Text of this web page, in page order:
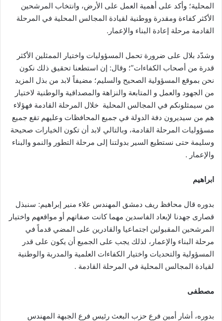
المحلية؛ وأكد على أهمية العمل على الأرض، وانتخاب المرشحين
الأكثر كفاءة ومقدرة ووطنية لقيادة المجالس المحلية في المرحلة
القادمة مرحلة إعادة البناء والإعمار.
وشدّد بلال على ضرورة تحمل المسؤوليات واختيار الممثلين الأكثر
قدرة من أصحاب الكفاءات”؛ وقال: إن استطعنا تحقيق ذلك نكون
نحن بموقع المسؤولية الصحيح والسليم؛ مضيفاً لابد من بذل المزيد
من الجهود والعمل و المتابعة والنزاهة والمصداقية والوطنية لاختيار
من سيمثلونكم في المجالس المحلية خلال المرحلة القادمة فهؤلاء
هم من سيديرون دفة الدولة في جميع المحافظات وعليهم تقع جميع
مسؤوليات المرحلة القادمة، وبالتالي لابد أن تكون الخيارات صحيحة
وسليمة حتى نستطيع السير بدولتنا إلى مرحلة التطور والنمو والبناء
والإعمار .
ابراهيم
بدوره قال محافظ ريف دمشق المهندس علاء منير إبراهيم: سنبذل
قصارى جهدنا لإبعاد الفاسدين مهما كانت صفاتهم أو مواقعهم واختيار
المرشحين المقبولين اجتماعيا والقادرين على المضي قدماً في
مرحلة البناء والإعمار، لذلك يجب على الجميع أن يكون على قدر
المسؤولية والتحديات واختيار الكفاءات العلمية والمدربة والوطنية
لقيادة المجالس المحلية في المرحلة القادمة .
مصطفى
بدوره، أشار أمين فرع حزب البعث رئيس فرع الجبهة المهندس